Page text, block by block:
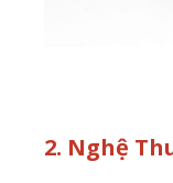
2. Nghệ